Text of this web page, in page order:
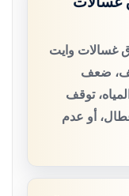
غسالات وايت
ضعف
توقف
أو عدم